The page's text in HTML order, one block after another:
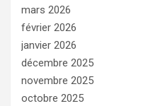
mars 2026
février 2026
janvier 2026
décembre 2025
novembre 2025
octobre 2025